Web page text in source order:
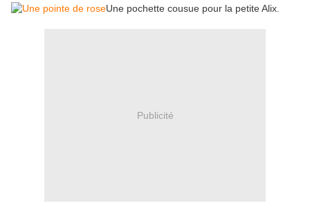
Une pochette cousue pour la petite Alix.
Publicité